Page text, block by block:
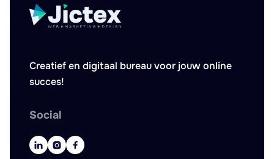
Creatief en digitaal bureau voor jouw online
succes!
Social
  